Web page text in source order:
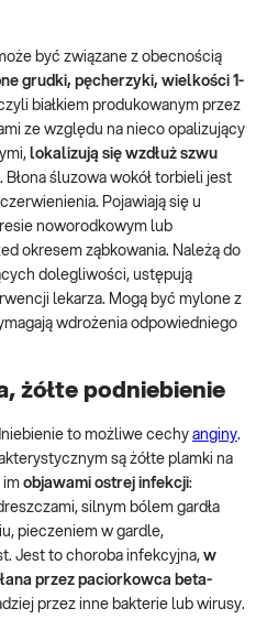
być związane z obecnością
grudki, pęcherzyki, wielkości 1-
białkiem produkowanym przez
ze względu na nieco opalizujący
lokalizują się wzdłuż szwu
. Błona śluzowa wokół torbieli jest
Pojawiają się u
noworodkowym lub
okresem ząbkowania. Należą do
dolegliwości, ustępują
lekarza. Mogą być mylone z
wdrożenia odpowiedniego
żółte podniebienie
to możliwe cechy anginy.
są żółte plamki na
im objawami ostrej infekcji:
silnym bólem gardła
pieczeniem w gardle,
Jest to choroba infekcyjna, w
przez paciorkowca beta-
przez inne bakterie lub wirusy.